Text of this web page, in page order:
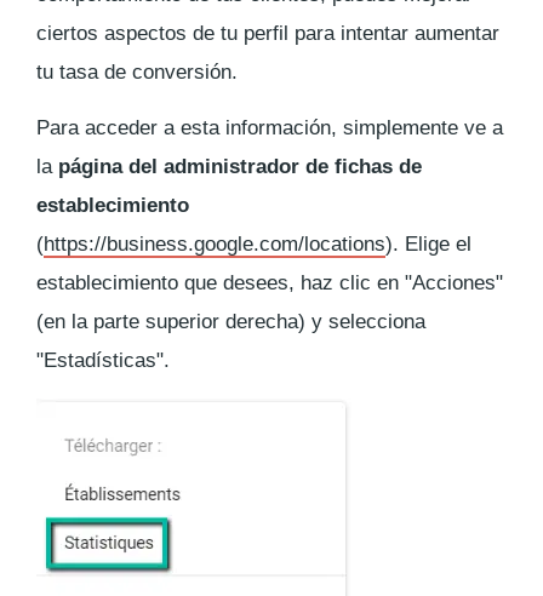
ciertos aspectos de tu perfil para intentar aumentar
tu tasa de conversión.
Para acceder a esta información, simplemente ve a
la página del administrador de fichas de
establecimiento
(https://business.google.com/locations). Elige el
establecimiento que desees, haz clic en "Acciones"
(en la parte superior derecha) y selecciona
"Estadísticas".